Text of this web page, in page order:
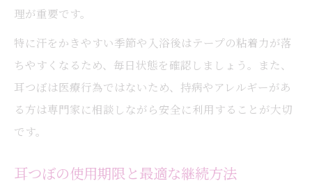
理が重要です。
特に汗をかきやすい季節や入浴後はテープの粘着力が落
ちやすくなるため、毎日状態を確認しましょう。また、
耳つぼは医療行為ではないため、持病やアレルギーがあ
る方は専門家に相談しながら安全に利用することが大切
です。
耳つぼの使用期限と最適な継続方法